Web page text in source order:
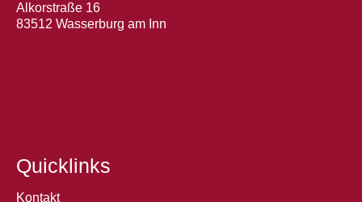
Alkorstraße 16
83512 Wasserburg am Inn
Quicklinks
Kontakt